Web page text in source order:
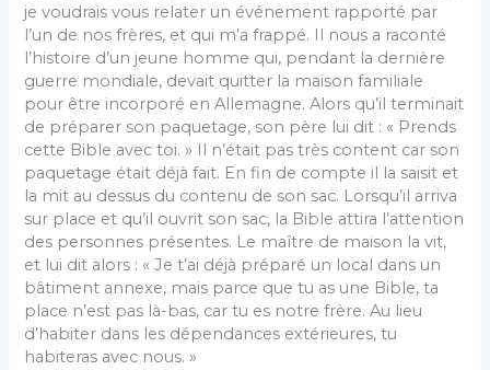
je voudrais vous relater un événement rapporté par
l’un de nos frères, et qui m’a frappé. Il nous a raconté
l’histoire d’un jeune homme qui, pendant la dernière
guerre mondiale, devait quitter la maison familiale
pour être incorporé en Allemagne. Alors qu’il terminait
de préparer son paquetage, son père lui dit : « Prends
cette Bible avec toi. » Il n’était pas très content car son
paquetage était déjà fait. En fin de compte il la saisit et
la mit au dessus du contenu de son sac. Lorsqu’il ar­riva
sur place et qu’il ouvrit son sac, la Bible attira l’attention
des personnes présentes. Le maître de mai­son la vit,
et lui dit alors : « Je t’ai déjà préparé un local dans un
bâtiment annexe, mais parce que tu as une Bible, ta
place n’est pas là-bas, car tu es notre frère. Au lieu
d’habiter dans les dépendances extérieures, tu
habiteras avec nous. »